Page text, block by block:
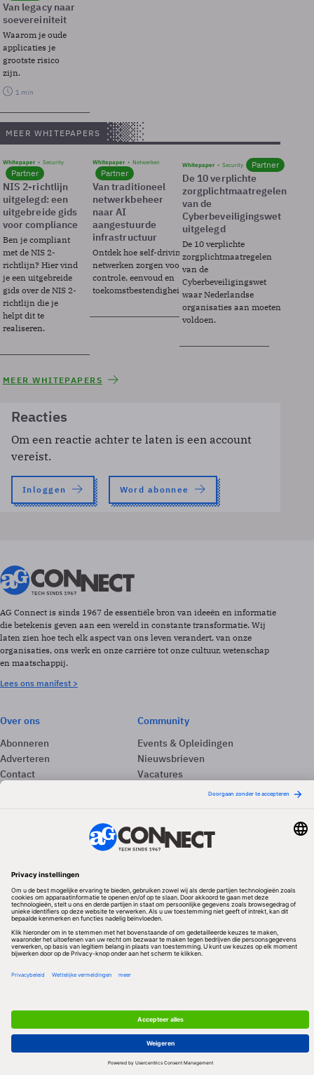
Van legacy naar
soevereiniteit
Waarom je oude
applicaties je
grootste risico
zijn.
1 min
MEER WHITEPAPERS
Whitepaper Security
Partner
NIS 2-richtlijn
uitgelegd: een
uitgebreide gids
voor compliance
Ben je compliant
met de NIS 2-
richtlijn? Hier vind
je een uitgebreide
gids over de NIS 2-
richtlijn die je
helpt dit te
realiseren.
Whitepaper Netwerken
Partner
Van traditioneel
netwerkbeheer
naar AI
aangestuurde
infrastructuur
Ontdek hoe self-driving
netwerken zorgen voor
controle, eenvoud en
toekomstbestendigheid.
Whitepaper Security Partner
De 10 verplichte
zorgplichtmaatregelen
van de
Cyberbeveiligingswet
uitgelegd
De 10 verplichte
zorgplichtmaatregelen
van de
Cyberbeveiligingswet
waar Nederlandse
organisaties aan moeten
voldoen.
MEER WHITEPAPERS
Reacties
Om een reactie achter te laten is een account
vereist.
Inloggen Word abonnee
AG Connect is sinds 1967 de essentiële bron van ideeën en informatie
die betekenis geven aan een wereld in constante transformatie. Wij
laten zien hoe tech elk aspect van ons leven verandert, van onze
organisaties, ons werk en onze carrière tot onze cultuur, wetenschap
en maatschappij.
Lees ons manifest >
Over ons
Abonneren
Adverteren
Contact
Community
Events & Opleidingen
Nieuwsbrieven
Vacatures
Redactionele partner